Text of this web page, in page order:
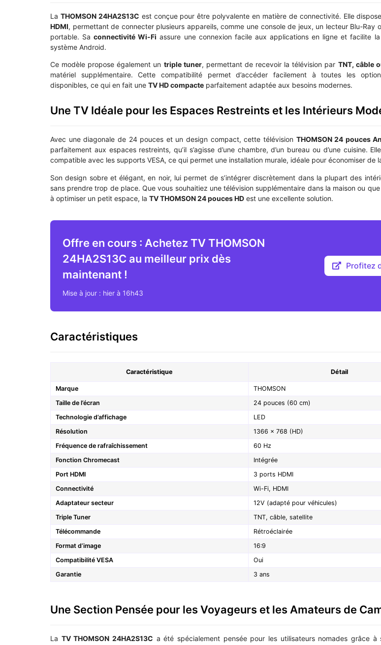
La THOMSON 24HA2S13C est conçue pour être polyvalente en matière de connectivité. Elle
HDMI, permettant de connecter plusieurs appareils, comme une console de jeux, un lecteur Blu-Ray
portable. Saconnectivité Wi-Fi assure une connexion facile aux applications en ligne et facilite
système Android.
Ce modèle propose également un triple tuner, permettant de recevoir la télévision par TNT, câble
matériel supplémentaire. Cette compatibilité permet d’accéder facilement à toutes les
disponibles, ce qui en fait une TV HD compacte parfaitement adaptée aux besoins modernes.
Une TV Idéale pour les Espaces Restreints et les Intérieurs
Avec une diagonale de 24 pouces et un design compact, cette télévision THOMSON 24 pouces
parfaitement aux espaces restreints, qu’il s’agisse d’une chambre, d’un bureau ou d’une cuisine.
compatible avec les supports VESA, ce qui permet une installation murale, idéale pour économiser de
Son design sobre et élégant, en noir, lui permet de s’intégrer discrètement dans la plupart des
sans prendre trop de place. Que vous souhaitiez une télévision supplémentaire dans la maison ou
à optimiser un petit espace, la TV THOMSON 24 pouces HD est une excellente solution.
Offre en cours : Achetez TV THOMSON
24HA2S13C au meilleur prix dès
maintenant !
Mise à jour : hier à 16h43
Profitez
Caractéristiques
Caractéristique Détail
Marque
THOMSON
Taille de l’écran
24 pouces (60 cm)
Technologie d’affichage
LED
Résolution
1366 x 768 (HD)
Fréquence de rafraîchissement
60 Hz
Fonction Chromecast
Intégrée
Port HDMI
3 ports HDMI
Connectivité
Wi-Fi, HDMI
Adaptateur secteur
12V (adapté pour véhicules)
Triple Tuner
TNT, câble, satellite
Télécommande
Rétroéclairée
Format d’image
16:9
Compatibilité VESA
Oui
Garantie
3 ans
Une Section Pensée pour les Voyageurs et les Amateurs de
La TV THOMSON 24HA2S13C a été spécialement pensée pour les utilisateurs nomades grâce à